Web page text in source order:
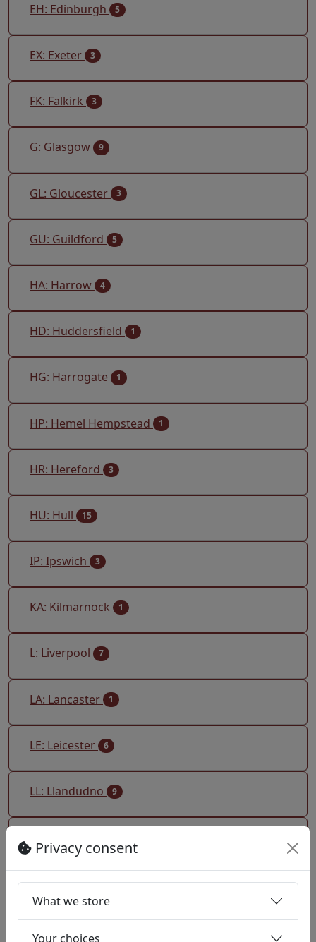
EH: Edinburgh 5
EX: Exeter 3
FK: Falkirk 3
G: Glasgow 9
GL: Gloucester 3
GU: Guildford 5
HA: Harrow 4
HD: Huddersfield 1
HG: Harrogate 1
HP: Hemel Hempstead 1
HR: Hereford 3
HU: Hull 15
IP: Ipswich 3
KA: Kilmarnock 1
L: Liverpool 7
LA: Lancaster 1
LE: Leicester 6
LL: Llandudno 9
LS: Leeds 1
Privacy consent
What we store
Your choices